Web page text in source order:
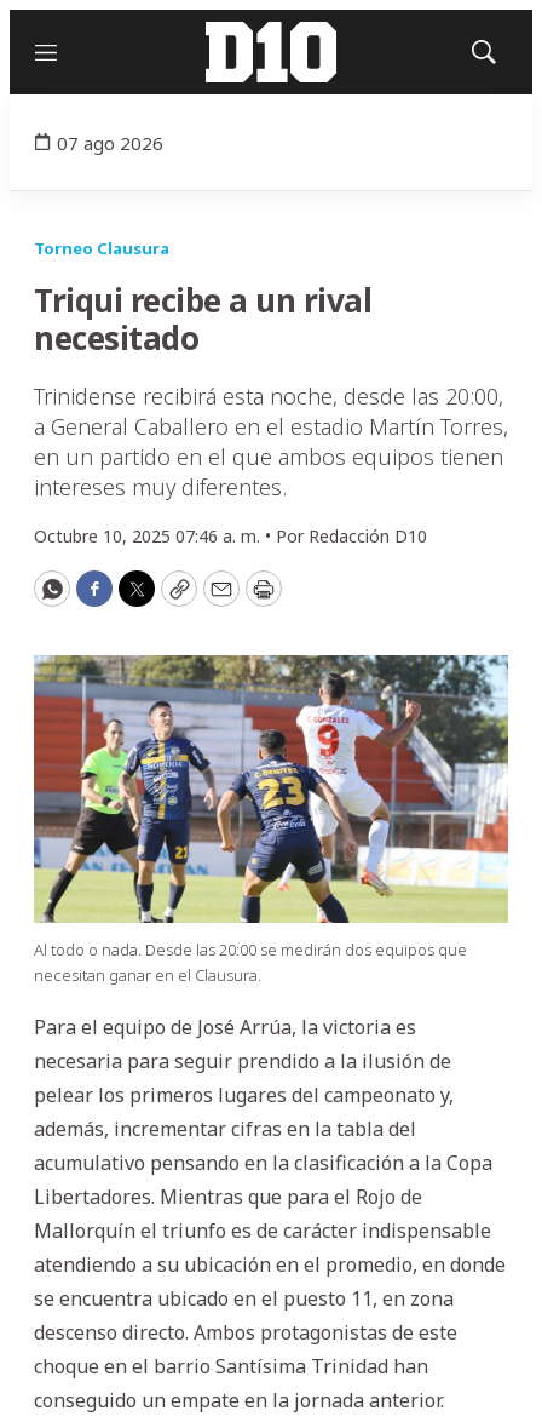
Menú
Mostrar
07 ago 2026
Torneo Clausura
Triqui recibe a un rival
necesitado
Trinidense recibirá esta noche, desde las 20:00,
a General Caballero en el estadio Martín Torres,
en un partido en el que ambos equipos tienen
intereses muy diferentes.
Octubre 10, 2025 07:46 a. m. • Por Redacción D10
WhatsApp
Facebook
Twitter
CopyEmailPrint
Al todo o nada. Desde las 20:00 se medirán dos equipos que
necesitan ganar en el Clausura.
Para el equipo de José Arrúa, la victoria es
necesaria para seguir prendido a la ilusión de
pelear los primeros lugares del campeonato y,
además, incrementar cifras en la tabla del
acumulativo pensando en la clasificación a la Copa
Libertadores. Mientras que para el Rojo de
Mallorquín el triunfo es de carácter indispensable
atendiendo a su ubicación en el promedio, en donde
se encuentra ubicado en el puesto 11, en zona
descenso directo. Ambos protagonistas de este
choque en el barrio Santísima Trinidad han
conseguido un empate en la jornada anterior.